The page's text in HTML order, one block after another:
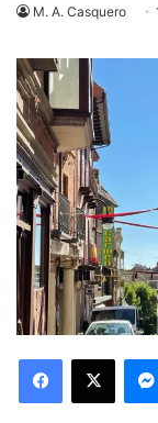
M. A. Casquero
Facebook
X